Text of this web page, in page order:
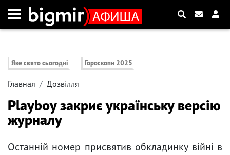
Яке свято сьогодні Гороскопи 2025
Главная Дозвілля
Playboy закриє українську версію
журналу
Останній номер присвятив обкладинку війні в